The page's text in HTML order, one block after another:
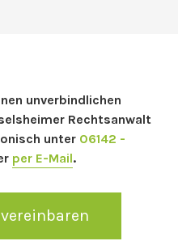
unverbindlichen
Rechtsanwalt
unter 06142 -
per E-Mail.